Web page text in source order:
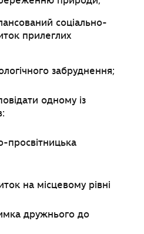
соціально-
прилеглих
забруднення;
одному із
просвітницька
на місцевому рівні
дружнього до